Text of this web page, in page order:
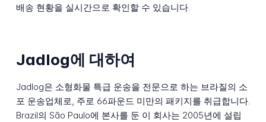
배송 현황을 실시간으로 확인할 수 있습니다.
Jadlog에 대하여
Jadlog은 소형화물 특급 운송을 전문으로 하는 브라질의 소
포 운송업체로, 주로 66파운드 미만의 패키지를 취급합니다.
Brazil의 São Paulo에 본사를 둔 이 회사는 2005년에 설립